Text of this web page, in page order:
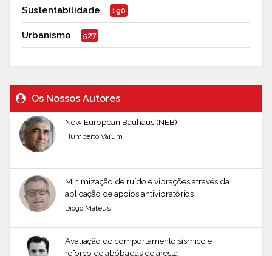
Sustentabilidade 190
Urbanismo 527
Os Nossos Autores
New European Bauhaus (NEB)
Humberto Varum
Minimização de ruído e vibrações através da
aplicação de apoios antivibratórios
Diogo Mateus
Avaliação do comportamento sísmico e
reforço de abóbadas de aresta